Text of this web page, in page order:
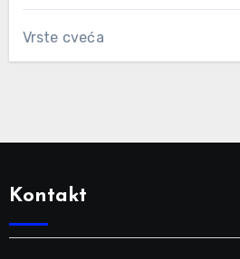
Vrste cveća
Kontakt